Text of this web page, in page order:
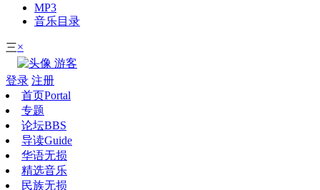
MP3
音乐目录
三×
游客
登录 注册
首页Portal
专题
论坛BBS
导读Guide
华语无损
精选音乐
民族无损